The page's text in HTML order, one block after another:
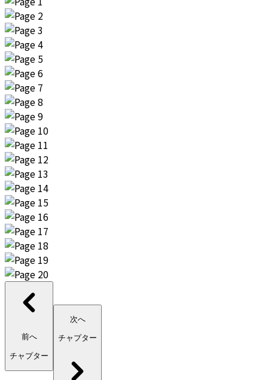
前へ
チャプター
次へ
チャプター